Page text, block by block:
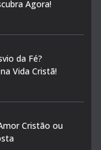
Agora!
da Fé?
Vida Cristã!
Cristão ou